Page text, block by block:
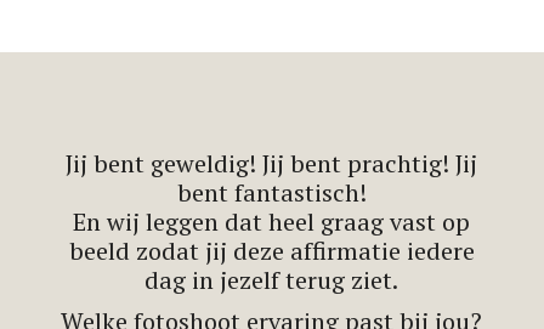
Jij bent geweldig! Jij bent prachtig! Jij
bent fantastisch!
En wij leggen dat heel graag vast op
beeld zodat jij deze affirmatie iedere
dag in jezelf terug ziet.
Welke fotoshoot ervaring past bij jou?